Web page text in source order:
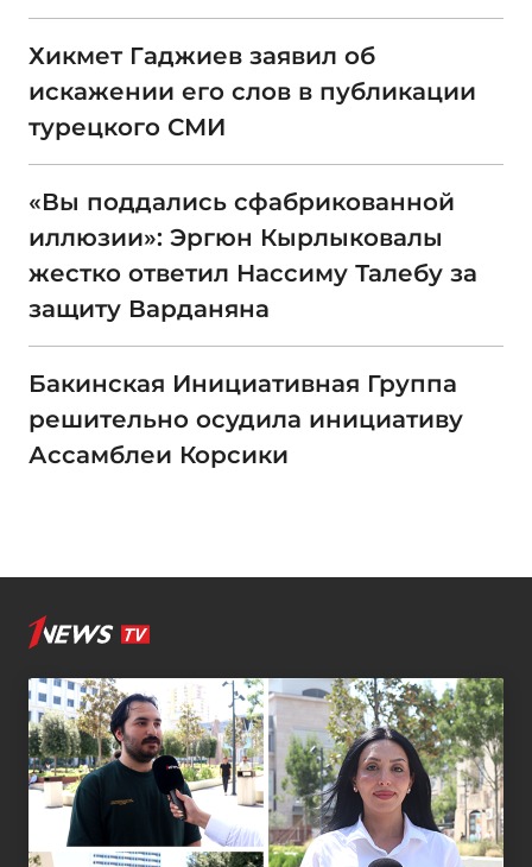
Хикмет Гаджиев заявил об
искажении его слов в публикации
турецкого СМИ
«Вы поддались сфабрикованной
иллюзии»: Эргюн Кырлыковалы
жестко ответил Нассиму Талебу за
защиту Варданяна
Бакинская Инициативная Группа
решительно осудила инициативу
Ассамблеи Корсики